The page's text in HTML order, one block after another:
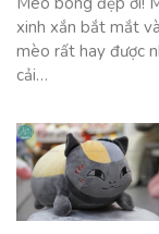
xinh xắn bắt mắt
mèo rất hay được
cải…